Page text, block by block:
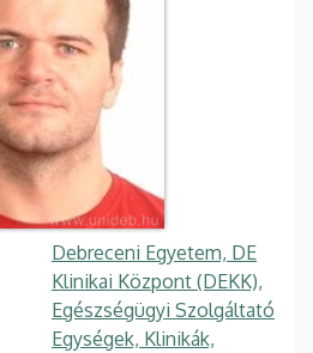
Debreceni Egyetem, DE
Klinikai Központ (DEKK),
Egészségügyi Szolgáltató
Egységek, Klinikák,